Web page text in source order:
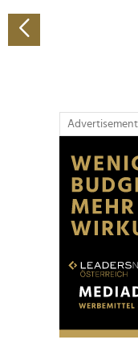
Partner führen diese
weiteren Daten
Advertisement